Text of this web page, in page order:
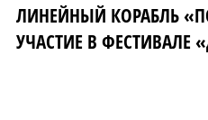
ЛИНЕЙНЫЙ КОРАБЛЬ
УЧАСТИЕ В ФЕСТИВАЛЕ